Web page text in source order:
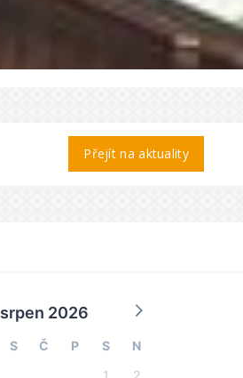
Přejít na aktuality
srpen 2026
S Č P S
N
1
2